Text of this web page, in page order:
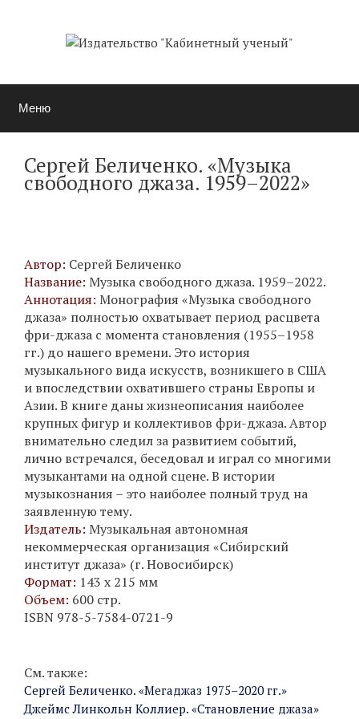
содержимому
Меню
Сергей Беличенко. «Музыка
свободного джаза. 1959–2022»
Автор: Сергей Беличенко
Название: Музыка свободного джаза. 1959–2022.
Аннотация: Монография «Музыка свободного
джаза» полностью охватывает период расцвета
фри-джаза с момента становления (1955–1958
гг.) до нашего времени. Это история
музыкального вида искусств, возникшего в США
и впоследствии охватившего страны Европы и
Азии. В книге даны жизнеописания наиболее
крупных фигур и коллективов фри-джаза. Автор
внимательно следил за развитием событий,
лично встречался, беседовал и играл со многими
музыкантами на одной сцене. В истории
музыкознания – это наиболее полный труд на
заявленную тему.
Издатель: Музыкальная автономная
некоммерческая организация «Сибирский
институт джаза» (г. Новосибирск)
Формат: 143 х 215 мм
Объем: 600 стр.
ISBN 978-5-7584-0721-9
См. также:
Сергей Беличенко. «Мегаджаз 1975–2020 гг.»
Джеймс Линкольн Коллиер. «Становление джаза»